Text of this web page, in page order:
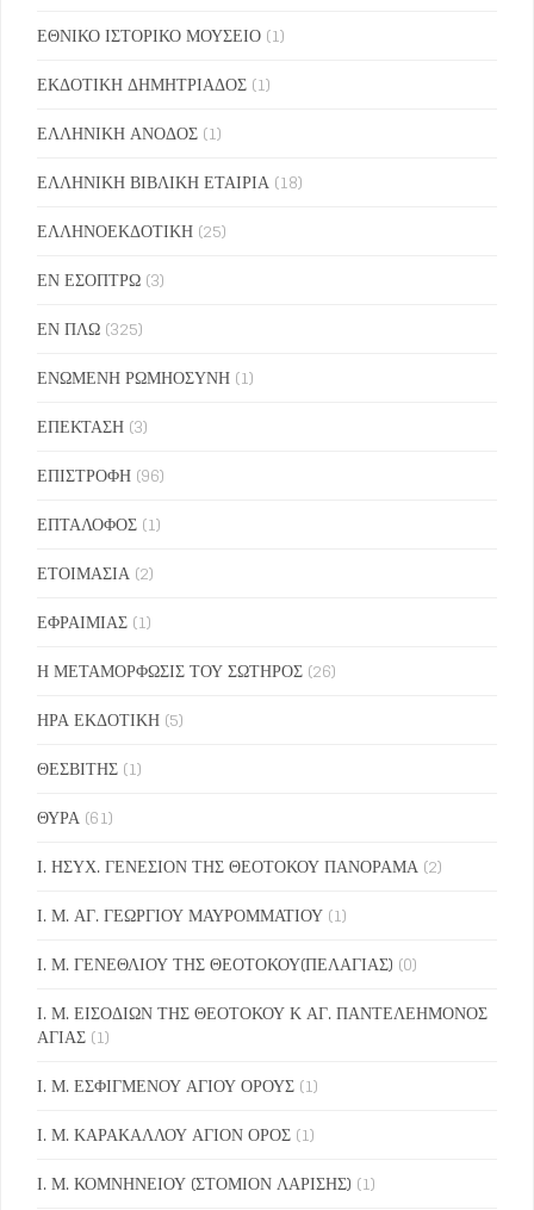
ΕΘΝΙΚΟ ΙΣΤΟΡΙΚΟ ΜΟΥΣΕΙΟ (1)
ΕΚΔΟΤΙΚΗ ΔΗΜΗΤΡΙΑΔΟΣ (1)
ΕΛΛΗΝΙΚΗ ΑΝΟΔΟΣ (1)
ΕΛΛΗΝΙΚΗ ΒΙΒΛΙΚΗ ΕΤΑΙΡΙΑ (18)
ΕΛΛΗΝΟΕΚΔΟΤΙΚΗ (25)
ΕΝ ΕΣΟΠΤΡΩ (3)
ΕΝ ΠΛΩ (325)
ΕΝΩΜΕΝΗ ΡΩΜΗΟΣΥΝΗ (1)
ΕΠΕΚΤΑΣΗ (3)
ΕΠΙΣΤΡΟΦΗ (96)
ΕΠΤΑΛΟΦΟΣ (1)
ΕΤΟΙΜΑΣΙΑ (2)
ΕΦΡΑΙΜΙΑΣ (1)
Η ΜΕΤΑΜΟΡΦΩΣΙΣ ΤΟΥ ΣΩΤΗΡΟΣ (26)
ΗΡΑ ΕΚΔΟΤΙΚΗ (5)
ΘΕΣΒΙΤΗΣ (1)
ΘΥΡΑ (61)
Ι. ΗΣΥΧ. ΓΕΝΕΣΙΟΝ ΤΗΣ ΘΕΟΤΟΚΟΥ ΠΑΝΟΡΑΜΑ (2)
Ι. Μ. ΑΓ. ΓΕΩΡΓΙΟΥ ΜΑΥΡΟΜΜΑΤΙΟΥ (1)
Ι. Μ. ΓΕΝΕΘΛΙΟΥ ΤΗΣ ΘΕΟΤΟΚΟΥ(ΠΕΛΑΓΙΑΣ) (0)
Ι. Μ. ΕΙΣΟΔΙΩΝ ΤΗΣ ΘΕΟΤΟΚΟΥ Κ ΑΓ. ΠΑΝΤΕΛΕΗΜΟΝΟΣ
ΑΓΙΑΣ (1)
Ι. Μ. ΕΣΦΙΓΜΕΝΟΥ ΑΓΙΟΥ ΟΡΟΥΣ (1)
Ι. Μ. ΚΑΡΑΚΑΛΛΟΥ ΑΓΙΟΝ ΟΡΟΣ (1)
Ι. Μ. ΚΟΜΝΗΝΕΙΟΥ (ΣΤΟΜΙΟΝ ΛΑΡΙΣΗΣ) (1)